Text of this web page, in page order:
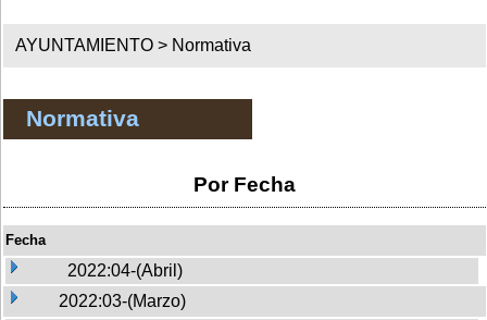
AYUNTAMIENTO > Normativa
Normativa
Por Fecha
Fecha
2022:04-(Abril)
2022:03-(Marzo)